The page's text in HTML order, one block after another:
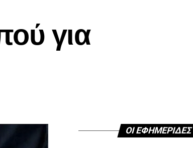
για
ΟΙ ΕΦΗΜΕΡΙΔΕΣ